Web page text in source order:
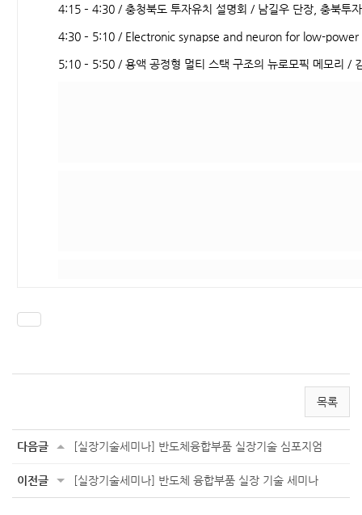
4:15 – 4:30 / 충청북도 투자유치 설명회 / 남길우 단장, 충북투
4:30 – 5:10 / Electronic synapse and neuron for low-
5;10 – 5:50 / 용액 공정형 멀티 스택 구조의 뉴로모픽 메모리 /
목록
다음글 [실장기술세미나] 반도체융합부품 실장기술 심포지엄
이전글 [실장기술세미나] 반도체 융합부품 실장 기술 세미나